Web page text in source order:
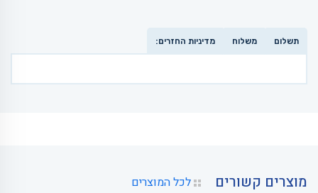
תשלום משלוח מדיניות החזרים:
מוצרים קשורים לכל המוצרים